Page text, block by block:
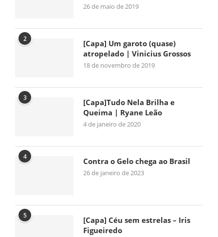
26 de maio de 2019
2
[Capa] Um garoto (quase)
atropelado | Vinicius Grossos
18 de novembro de 2019
3
[Capa]Tudo Nela Brilha e
Queima | Ryane Leão
4 de janeiro de 2020
4 Contra o Gelo chega ao Brasil
26 de janeiro de 2023
5
[Capa] Céu sem estrelas – Iris
Figueiredo